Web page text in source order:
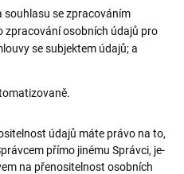
souhlasu se zpracováním
zpracování osobních údajů pro
se subjektem údajů; a
údajů máte právo na to,
přímo jinému Správci, je-
na přenositelnost osobních